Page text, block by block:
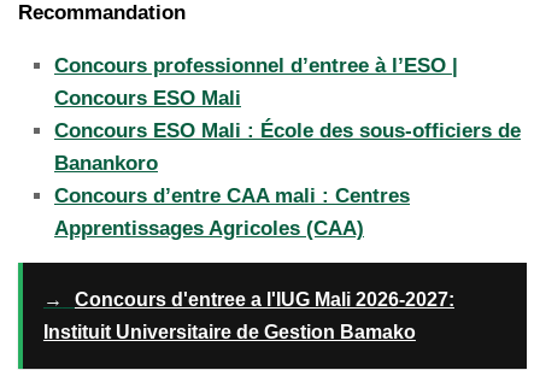
Recommandation
Concours professionnel d’entree à l’ESO |
Concours ESO Mali
Concours ESO Mali : École des sous-officiers de
Banankoro
Concours d’entre CAA mali : Centres
Apprentissages Agricoles (CAA)
→
Concours d'entree a l'IUG Mali 2026-2027:
Instituit Universitaire de Gestion Bamako